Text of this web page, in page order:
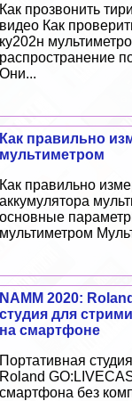
Как прозвонить
видео Как
ку202н
распространение
Они...
Как правильно
мультиметром
Как правильно
аккумулятора
основные
мультиметром
NAMM 2020:
студия для
на смартфоне
Портативная
Roland
смартфона без